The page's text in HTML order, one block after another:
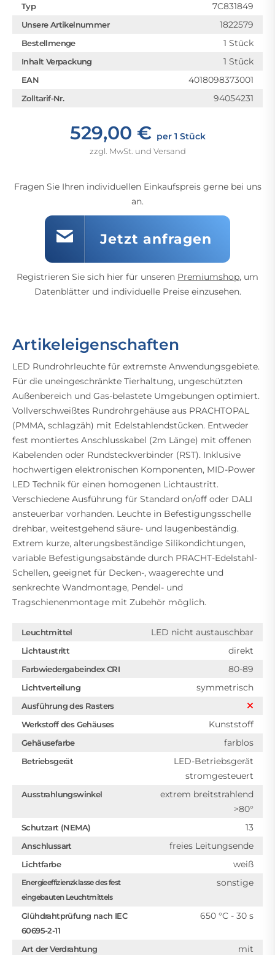
Typ 7C831849
Unsere Artikelnummer 1822579
Bestellmenge 1 Stück
Inhalt Verpackung 1 Stück
EAN 4018098373001
Zolltarif-Nr. 94054231
529,00 € per 1 Stück
zzgl. MwSt. und Versand
Fragen Sie Ihren individuellen Einkaufspreis gerne bei uns
an.
Jetzt anfragen
Registrieren Sie sich hier für unseren Premiumshop, um
Datenblätter und individuelle Preise einzusehen.
Artikeleigenschaften
LED Rundrohrleuchte für extremste Anwendungsgebiete.
Für die uneingeschränkte Tierhaltung, ungeschützten
Außenbereich und Gas-belastete Umgebungen optimiert.
Vollverschweißtes Rundrohrgehäuse aus PRACHTOPAL
(PMMA, schlagzäh) mit Edelstahlendstücken. Entweder
fest montiertes Anschlusskabel (2m Länge) mit offenen
Kabelenden oder Rundsteckverbinder (RST). Inklusive
hochwertigen elektronischen Komponenten, MID-Power
LED Technik für einen homogenen Lichtaustritt.
Verschiedene Ausführung für Standard on/off oder DALI
ansteuerbar vorhanden. Leuchte in Befestigungsschelle
drehbar, weitestgehend säure- und laugenbeständig.
Extrem kurze, alterungsbeständige Silikondichtungen,
variable Befestigungsabstände durch PRACHT-Edelstahl-
Schellen, geeignet für Decken-, waagerechte und
senkrechte Wandmontage, Pendel- und
Tragschienenmontage mit Zubehör möglich.
Leuchtmittel LED nicht austauschbar
Lichtaustritt direkt
Farbwiedergabeindex CRI 80-89
Lichtverteilung symmetrisch
Ausführung des Rasters
Werkstoff des Gehäuses
Kunststoff
Gehäusefarbe farblos
Betriebsgerät
LED-Betriebsgerät
stromgesteuert
Ausstrahlungswinkel
extrem breitstrahlend
>80°
Schutzart (NEMA) 13
Anschlussart freies Leitungsende
Lichtfarbe weiß
Energieeffizienzklasse des fest
eingebauten Leuchtmittels
sonstige
Glühdrahtprüfung nach IEC
60695-2-11
650 °C - 30 s
Art der Verdrahtung
mit